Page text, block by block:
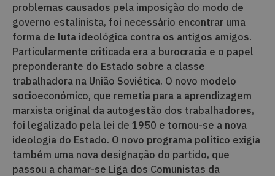
problemas causados pela imposição do modo de
governo estalinista, foi necessário encontrar uma
forma de luta ideológica contra os antigos amigos.
Particularmente criticada era a burocracia e o papel
preponderante do Estado sobre a classe
trabalhadora na União Soviética. O novo modelo
socioeconómico, que remetia para a aprendizagem
marxista original da autogestão dos trabalhadores,
foi legalizado pela lei de 1950 e tornou-se a nova
ideologia do Estado. O novo programa político exigia
também uma nova designação do partido, que
passou a chamar-se Liga dos Comunistas da